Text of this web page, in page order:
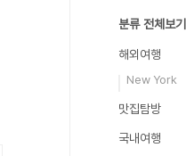
분류 전체보기
해외여행
New York
맛집탐방
국내여행